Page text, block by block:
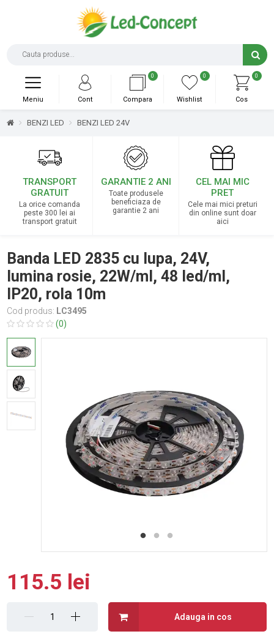
0
Cos
0
Wishlist
0
Compara
Cont
Meniu
BENZI LED BENZI LED 24V
TRANSPORT
GRATUIT
La orice comanda
peste 300 lei ai
transport gratuit
GARANTIE 2 ANI
Toate produsele
beneficiaza de
garantie 2 ani
CEL MAI MIC
PRET
Cele mai mici preturi
din online sunt doar
aici
Banda LED 2835 cu lupa, 24V,
lumina rosie, 22W/ml, 48 led/ml,
IP20, rola 10m
Cod produs: LC3495
(0)
115.5 lei
Adauga in cos